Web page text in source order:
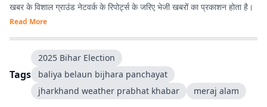
खबर के विशाल ग्राउंड नेटवर्क के रिपोर्ट्स के जरिए भेजी खबरों का प्रकाशन होता है।
Read More
Tags
2025 Bihar Election
baliya belaun bijhara panchayat
jharkhand weather prabhat khabar
meraj alam